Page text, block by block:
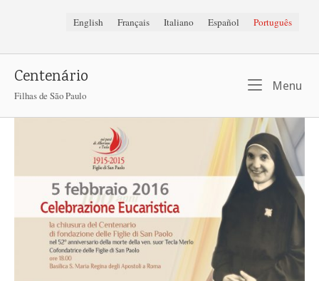
English Français Italiano Español Português
Centenário
Filhas de São Paulo
Menu